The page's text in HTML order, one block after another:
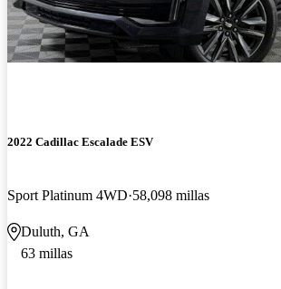
2022 Cadillac Escalade ESV
Sport Platinum 4WD 58,098 millas
Duluth, GA
63 millas